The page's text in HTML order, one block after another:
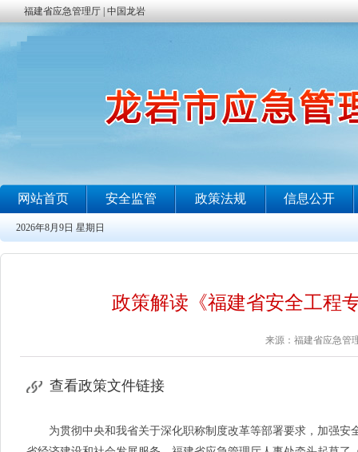
政策解读《福建省安全工程
来源：福建省应急管
查看政策文件链接
为贯彻中央和我省关于深化职称制度改革等部署要求，加强安